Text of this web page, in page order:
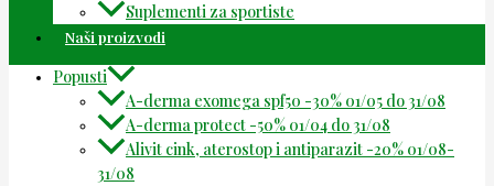
Suplementi za sportiste
Naši proizvodi
Popusti
A-derma exomega spf50 -30% 01/05 do 31/08
A-derma protect -50% 01/04 do 31/08
Alivit cink, aterostop i antiparazit -20% 01/08-
31/08